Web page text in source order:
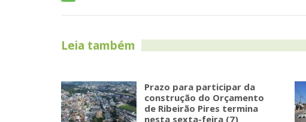
Leia também
Prazo para participar da
construção do Orçamento
de Ribeirão Pires termina
nesta sexta-feira (7)